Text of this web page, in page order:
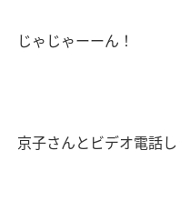
じゃじゃーーん！
京子さんとビデオ電話